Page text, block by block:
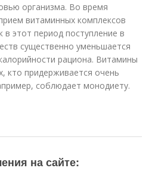
организма. Во время
витаминных комплексов
в этот период поступление в
существенно уменьшается
рациона. Витамины
кто придерживается очень
соблюдает монодиету.
на сайте: